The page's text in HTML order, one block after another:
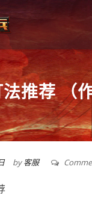
推荐 （
by客服